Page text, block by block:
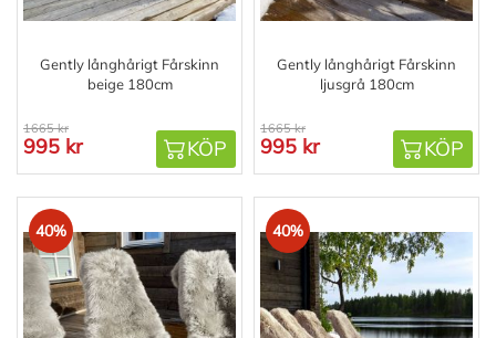
Gently långhårigt Fårskinn
beige 180cm
1665 kr
995 kr KÖP
Gently långhårigt Fårskinn
ljusgrå 180cm
1665 kr
995 kr KÖP
40% 40%